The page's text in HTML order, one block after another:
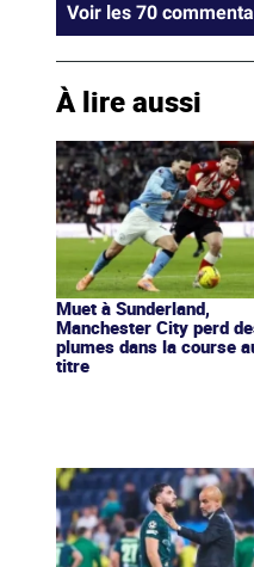
Voir les 70
À lire aussi
Muet à Sunderland,
Manchester City perd
plumes dans la course
titre